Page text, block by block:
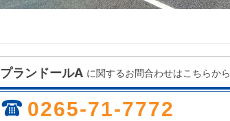
プランドールA に関するお問合わせはこちらから
0265-71-7772